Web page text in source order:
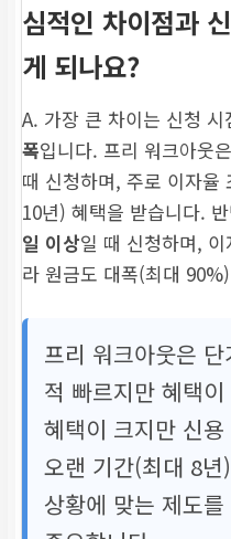
심적인 차이점과
게 되나요?
A. 가장 큰 차이는 신청 시
폭입니다. 프리 워크아웃
때 신청하며, 주로 이자율
10년) 혜택을 받습니다.
일 이상일 때 신청하며,
라 원금도 대폭(최대
프리 워크아웃은
적 빠르지만 혜택
혜택이 크지만 신
오랜 기간(최대 8
상황에 맞는 제도